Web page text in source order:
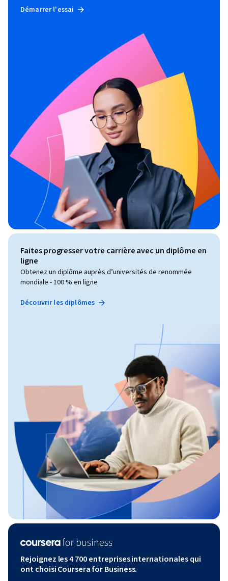
Démarrer l'essai
Faites progresser votre carrière avec un diplôme en
ligne
Obtenez un diplôme auprès d’universités de renommée
mondiale - 100 % en ligne
Découvrir les diplômes
Rejoignez les 4 700 entreprises internationales qui
ont choisi Coursera for Business.